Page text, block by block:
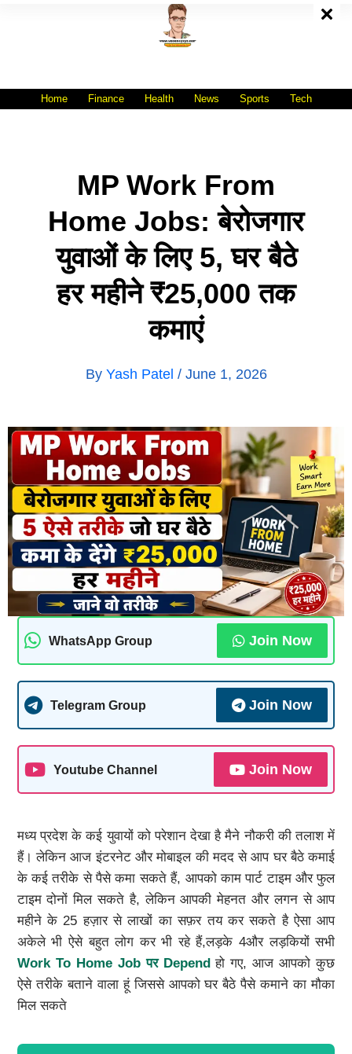
Home Finance Health News Sports Tech
MP Work From
Home Jobs: बेरोजगार
युवाओं के लिए 5, घर बैठे
हर महीने ₹25,000 तक
कमाएं
By Yash Patel / June 1, 2026
WhatsApp Group Join Now
Telegram Group Join Now
Youtube Channel Join Now
मध्य प्रदेश के कई युवायों को परेशान देखा है मैने नौकरी की तलाश में
हैं। लेकिन आज इंटरनेट और मोबाइल की मदद से आप घर बैठे कमाई
के कई तरीके से पैसे कमा सकते हैं, आपको काम पार्ट टाइम और फुल
टाइम दोनों मिल सकते है, लेकिन आपकी मेहनत और लगन से आप
महीने के 25 हज़ार से लाखों का सफ़र तय कर सकते है ऐसा आप
अकेले भी ऐसे बहुत लोग कर भी रहे हैं,लड़के 4और लड़कियों सभी
Work To Home Job पर Dependहो गए, आज आपको कुछ
ऐसे तरीके बताने वाला हूं जिससे आपको घर बैठे पैसे कमाने का मौका
मिल सकते